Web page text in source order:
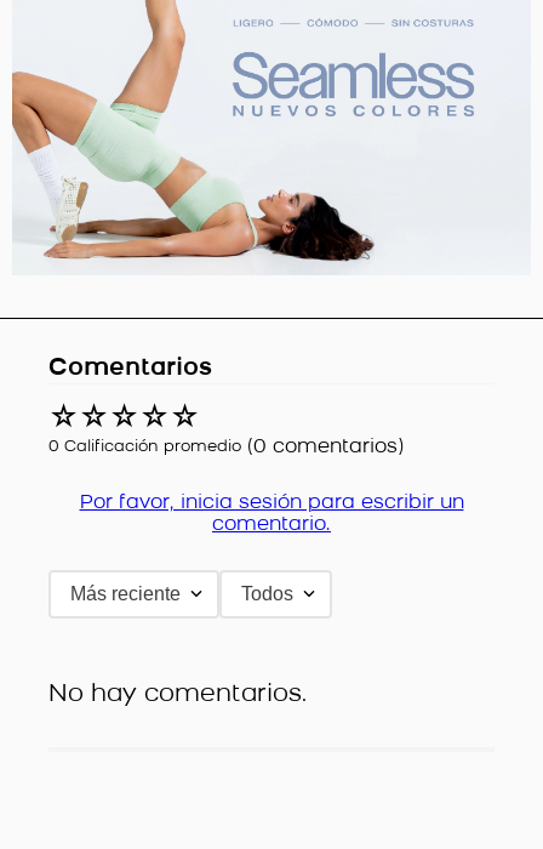
Comentarios
☆☆☆☆☆
0 Calificación promedio (0 comentarios)
Por favor, inicia sesión para escribir un
comentario.
Más reciente Todos
No hay comentarios.